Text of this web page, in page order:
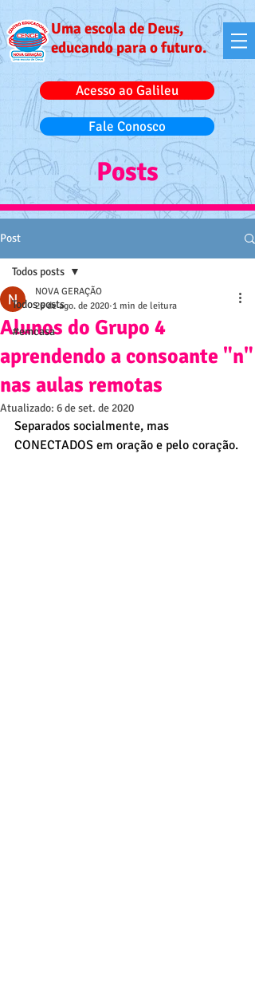
Uma escola de Deus,
educando para o futuro.
Acesso ao Galileu
Fale Conosco
Posts
Post
Todos posts
#emcasa
Todos posts
Alunos do Grupo 4
aprendendo a consoante "n"
nas aulas remotas
NOVA GERAÇÃO
26 de ago. de 2020 1 min de leitura
Atualizado: 6 de set. de 2020
Separados socialmente, mas
CONECTADOS em oração e pelo coração.